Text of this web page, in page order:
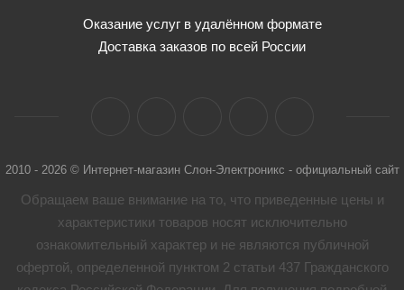
Оказание услуг в удалённом формате
Доставка заказов по всей России
2010 - 2026 © Интернет-магазин Слон-Электроникс - официальный сайт
Обращаем ваше внимание на то, что приведенные цены и
характеристики товaров носят исключительно
ознакомительный характер и не являются публичной
офертой, определенной пунктом 2 статьи 437 Гражданского